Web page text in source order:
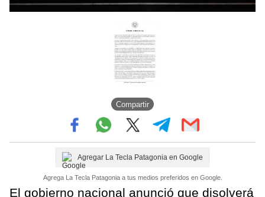
Compartir
Agregar La Tecla Patagonia en Google
Agrega La Tecla Patagonia a tus medios preferidos en Google.
El gobierno nacional anunció que disolverá